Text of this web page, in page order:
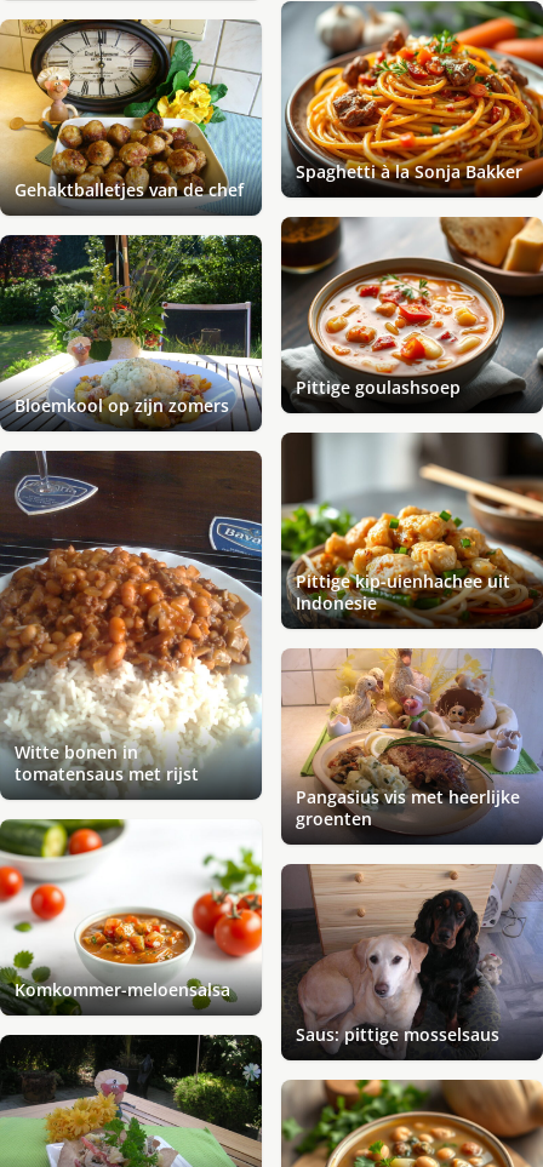
Spaghetti à la Sonja Bakker
Gehaktballetjes van de chef
Pittige goulashsoep
Bloemkool op zijn zomers
Pittige kip-uienhachee uit
Indonesie
Witte bonen in
tomatensaus met rijst
Pangasius vis met heerlijke
groenten
Komkommer-meloensalsa
Saus: pittige mosselsaus